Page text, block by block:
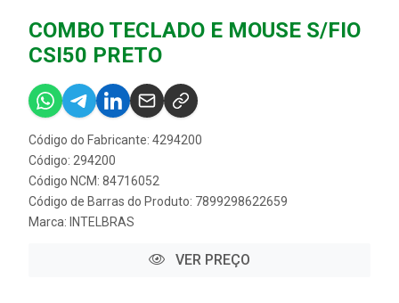
COMBO TECLADO E MOUSE S/FIO
CSI50 PRETO
Código do Fabricante: 4294200
Código: 294200
Código NCM: 84716052
Código de Barras do Produto: 7899298622659
Marca: INTELBRAS
VER PREÇO